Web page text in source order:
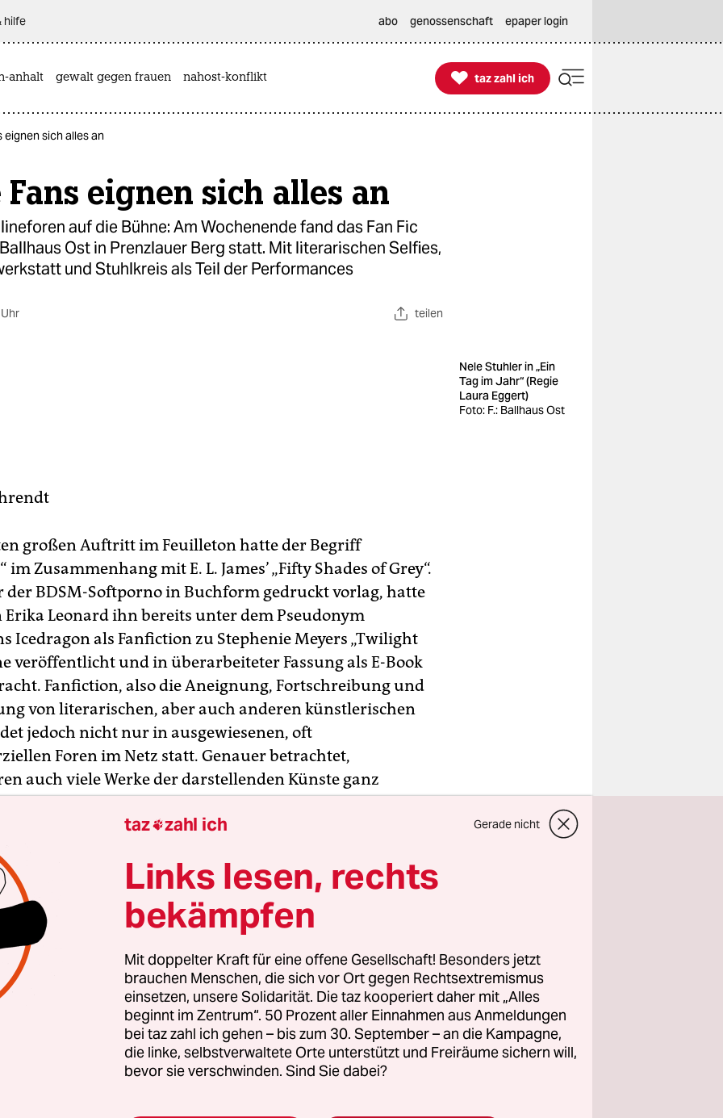
hilfe abo genossenschaft epaper login
anhalt gewalt gegen frauen nahost-konflikt 
taz zahl ich
taz zahl ich
eignen sich alles an
Fans eignen sich alles an
auf die Bühne: Am Wochenende fand das Fan Fic
Ost in Prenzlauer Berg statt. Mit literarischen Selfies,
und Stuhlkreis als Teil der Performances
teilen
Nele Stuhler in „Ein
Tag im Jahr“ (Regie
Laura Eggert)
Foto: F.: Ballhaus Ost
großen Auftritt im Feuilleton hatte der Begriff
im Zusammenhang mit E. L. James’ „Fifty Shades of Grey“.
der BDSM-Softporno in Buchform gedruckt vorlag, hatte
Leonard ihn bereits unter dem Pseudonym
Icedragon als Fanfiction zu Stephenie Meyers „Twilight
veröffentlicht und in überarbeiteter Fassung als E-Book
Fanfiction, also die Aneignung, Fortschreibung und
von literarischen, aber auch anderen künstlerischen
jedoch nicht nur in ausgewiesenen, oft
Foren im Netz statt. Genauer betrachtet,
auch viele Werke der darstellenden Künste ganz
sie Filme und Romane für die Bühne adaptieren oder
Kanon durch verschiedene Regiehandschriften,
oder performative Formate immer wieder neu
Wobei hier selten Amateur*innen, sondern meist schon
Profis am Werk sind.
legte jedenfalls das Fan Fic Festival nahe, das am
im Ballhaus Ost stattfand. Beim überhaupt ersten, mit
senatsgeförderten, eigenen Festival der freien Spielstätte
präsentierte das künstlerische Leitungskollektiv
Tina Pfurr, Daniel Schrader, Christoph Winkler)
Reihe von Auftragsarbeiten, sondern bildete auch ein
taz zahl ich Gerade nicht
Links lesen, rechts
bekämpfen
Mit doppelter Kraft für eine offene Gesellschaft! Besonders jetzt
brauchen Menschen, die sich vor Ort gegen Rechtsextremismus
einsetzen, unsere Solidarität. Die taz kooperiert daher mit „Alles
beginnt im Zentrum“. 50 Prozent aller Einnahmen aus Anmeldungen
bei taz zahl ich gehen – bis zum 30. September – an die Kampagne,
die linke, selbstverwaltete Orte unterstützt und Freiräume sichern will,
bevor sie verschwinden. Sind Sie dabei?